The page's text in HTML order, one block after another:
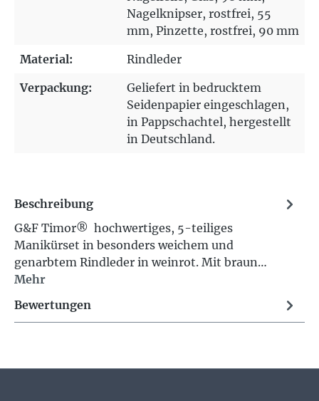
Nagelknipser, rostfrei, 55
mm, Pinzette, rostfrei, 90 mm
Material:
Rindleder
Verpackung:
Geliefert in bedrucktem
Seidenpapier eingeschlagen,
in Pappschachtel, hergestellt
in Deutschland.
Beschreibung
G&F Timor® hochwertiges, 5-teiliges
Manikürset in besonders weichem und
genarbtem Rindleder in weinrot. Mit braun…
Mehr
Bewertungen